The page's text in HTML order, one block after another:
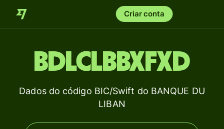
Criar conta
BDLCLBBXFXD
Dados do código BIC/Swift do BANQUE DU
LIBAN